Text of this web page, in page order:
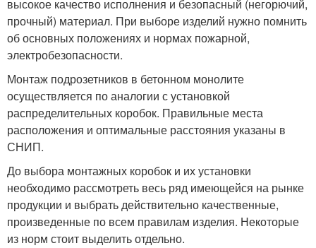
высокое качество исполнения и безопасный (негорючий,
прочный) материал. При выборе изделий нужно помнить
об основных положениях и нормах пожарной,
электробезопасности.
Монтаж подрозетников в бетонном монолите
осуществляется по аналогии с установкой
распределительных коробок. Правильные места
расположения и оптимальные расстояния указаны в
СНИП.
До выбора монтажных коробок и их установки
необходимо рассмотреть весь ряд имеющейся на рынке
продукции и выбрать действительно качественные,
произведенные по всем правилам изделия. Некоторые
из норм стоит выделить отдельно.